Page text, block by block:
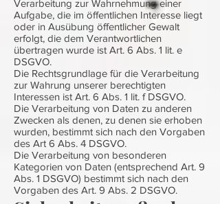
Verarbeitung zur Wahrnehmung einer
Aufgabe, die im öffentlichen Interesse liegt
oder in Ausübung öffentlicher Gewalt
erfolgt, die dem Verantwortlichen
übertragen wurde ist Art. 6 Abs. 1 lit. e
DSGVO.
Die Rechtsgrundlage für die Verarbeitung
zur Wahrung unserer berechtigten
Interessen ist Art. 6 Abs. 1 lit. f DSGVO.
Die Verarbeitung von Daten zu anderen
Zwecken als denen, zu denen sie erhoben
wurden, bestimmt sich nach den Vorgaben
des Art 6 Abs. 4 DSGVO.
Die Verarbeitung von besonderen
Kategorien von Daten (entsprechend Art. 9
Abs. 1 DSGVO) bestimmt sich nach den
Vorgaben des Art. 9 Abs. 2 DSGVO.